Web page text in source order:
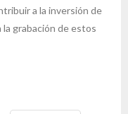
a la inversión de
grabación de estos